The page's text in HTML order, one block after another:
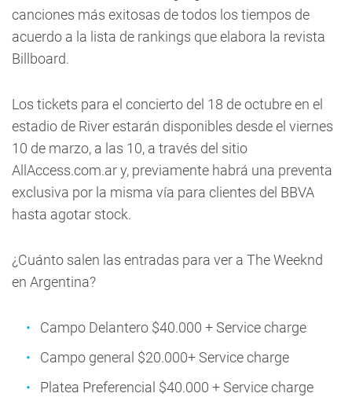
canciones más exitosas de todos los tiempos de
acuerdo a la lista de rankings que elabora la revista
Billboard.
Los tickets para el concierto del 18 de octubre en el
estadio de River estarán disponibles desde el viernes
10 de marzo, a las 10, a través del sitio
AllAccess.com.ar y, previamente habrá una preventa
exclusiva por la misma vía para clientes del BBVA
hasta agotar stock.
¿Cuánto salen las entradas para ver a The Weeknd
en Argentina?
Campo Delantero $40.000 + Service charge
Campo general $20.000+ Service charge
Platea Preferencial $40.000 + Service charge